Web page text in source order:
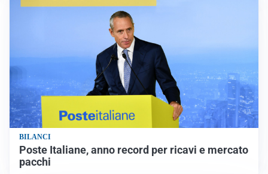
BILANCI
Poste Italiane, anno record per ricavi e mercato
pacchi